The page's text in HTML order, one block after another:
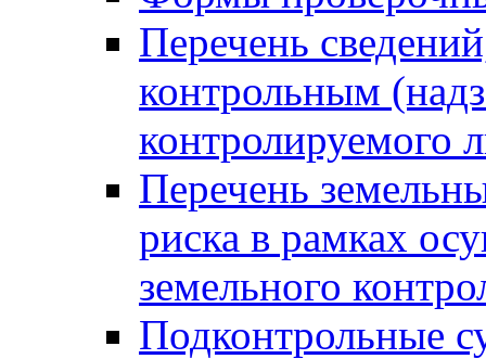
Перечень
контрольным
контролируемого
Перечень
риска в рамках
земельного
Подконтрольные